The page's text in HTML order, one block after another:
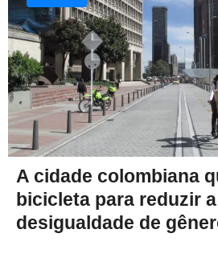
A cidade colombiana
bicicleta para reduzir a
desigualdade de